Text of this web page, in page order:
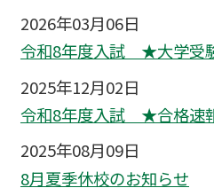
2026年03月06日
令和8年度入試 ★大学受
2025年12月02日
令和8年度入試 ★合格速
2025年08月09日
8月夏季休校のお知らせ